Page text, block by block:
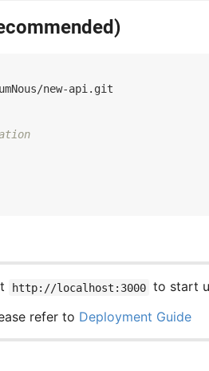
http://localhost:3000 to start
refer to Deployment Guide